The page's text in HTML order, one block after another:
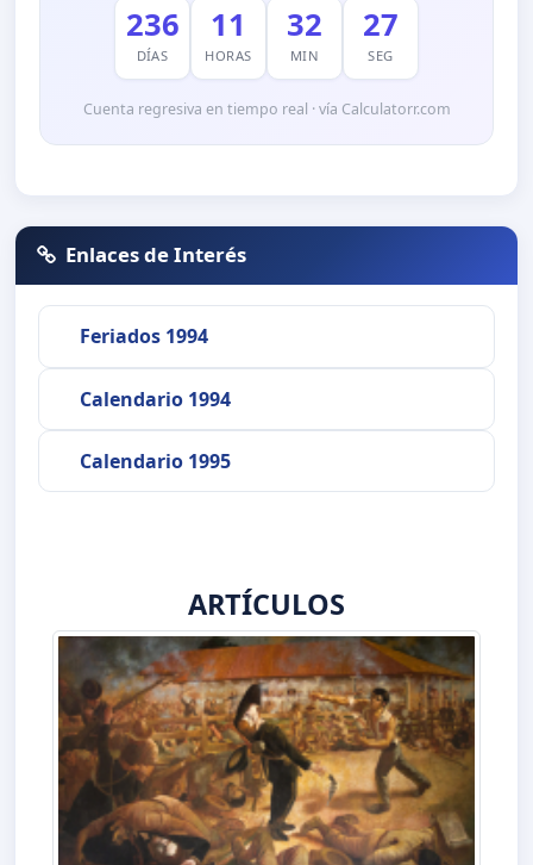
236
DÍAS
11
HORAS
32
MIN
27
SEG
Cuenta regresiva en tiempo real · vía Calculatorr.com
Enlaces de Interés
Feriados 1994
Calendario 1994
Calendario 1995
ARTÍCULOS